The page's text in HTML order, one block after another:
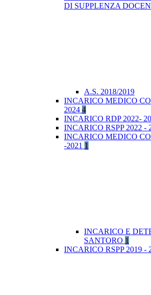
DI SUPPLENZA
A.S. 2018/2019
INCARICO MEDICO
2024 4
INCARICO RDP 2022-
INCARICO RSPP 2022 -
INCARICO MEDICO
-2021 1
INCARICO E
SANTORO 1
INCARICO RSPP 2019 -